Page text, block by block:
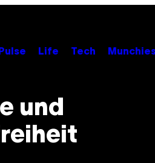
Pulse Life Tech
und